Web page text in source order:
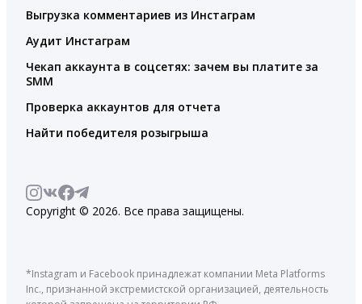
Выгрузка комментариев из Инстаграм
Аудит Инстаграм
Чекап аккаунта в соцсетях: зачем вы платите за
SMM
Проверка аккаунтов для отчета
Найти победителя розыгрыша
Copyright © 2026. Все права защищены.
*Instagram и Facebook принадлежат компании Meta Platforms
Inc., признанной экстремистской организацией, деятельность